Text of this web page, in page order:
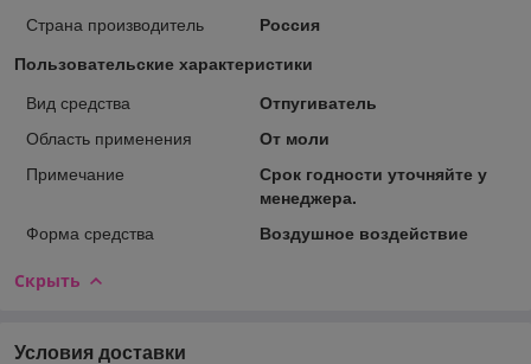
Страна производитель
Россия
Пользовательские характеристики
Вид средства
Отпугиватель
Область применения
От моли
Примечание
Срок годности уточняйте у
менеджера.
Форма средства
Воздушное воздействие
Скрыть
Условия доставки